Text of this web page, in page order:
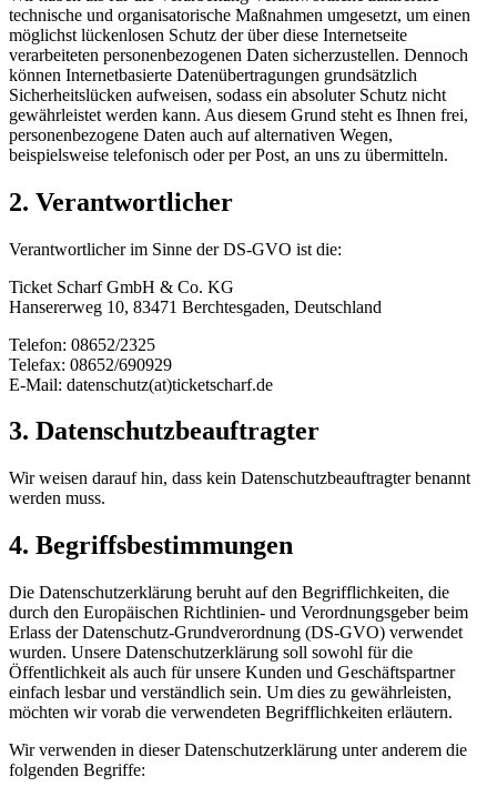
technische und organisatorische Maßnahmen umgesetzt, um einen
möglichst lückenlosen Schutz der über diese Internetseite
verarbeiteten personenbezogenen Daten sicherzustellen. Dennoch
können Internetbasierte Datenübertragungen grundsätzlich
Sicherheitslücken aufweisen, sodass ein absoluter Schutz nicht
gewährleistet werden kann. Aus diesem Grund steht es Ihnen frei,
personenbezogene Daten auch auf alternativen Wegen,
beispielsweise telefonisch oder per Post, an uns zu übermitteln.
2. Verantwortlicher
Verantwortlicher im Sinne der DS-GVO ist die:
Ticket Scharf GmbH & Co. KG
Hansererweg 10, 83471 Berchtesgaden, Deutschland
Telefon: 08652/2325
Telefax: 08652/690929
E-Mail: datenschutz(at)ticketscharf.de
3. Datenschutzbeauftragter
Wir weisen darauf hin, dass kein Datenschutzbeauftragter benannt
werden muss.
4. Begriffsbestimmungen
Die Datenschutzerklärung beruht auf den Begrifflichkeiten, die
durch den Europäischen Richtlinien- und Verordnungsgeber beim
Erlass der Datenschutz-Grundverordnung (DS-GVO) verwendet
wurden. Unsere Datenschutzerklärung soll sowohl für die
Öffentlichkeit als auch für unsere Kunden und Geschäftspartner
einfach lesbar und verständlich sein. Um dies zu gewährleisten,
möchten wir vorab die verwendeten Begrifflichkeiten erläutern.
Wir verwenden in dieser Datenschutzerklärung unter anderem die
folgenden Begriffe: